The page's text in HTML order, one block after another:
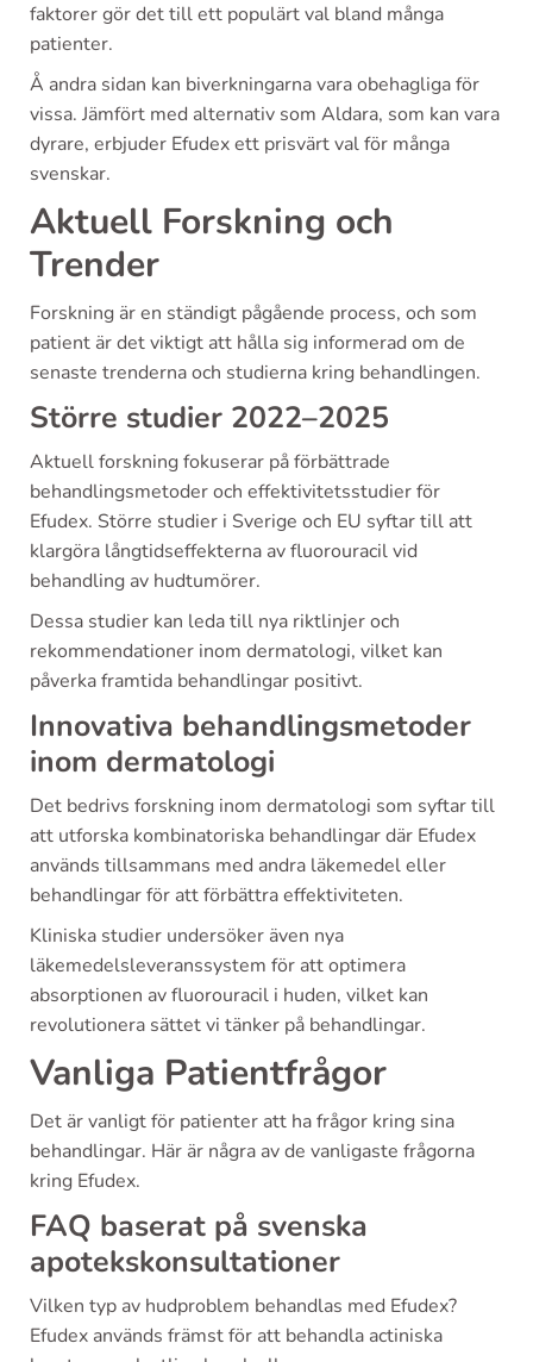
faktorer gör det till ett populärt val bland många
patienter.
Å andra sidan kan biverkningarna vara obehagliga för
vissa. Jämfört med alternativ som Aldara, som kan vara
dyrare, erbjuder Efudex ett prisvärt val för många
svenskar.
Aktuell Forskning och
Trender
Forskning är en ständigt pågående process, och som
patient är det viktigt att hålla sig informerad om de
senaste trenderna och studierna kring behandlingen.
Större studier 2022–2025
Aktuell forskning fokuserar på förbättrade
behandlingsmetoder och effektivitetsstudier för
Efudex. Större studier i Sverige och EU syftar till att
klargöra långtidseffekterna av fluorouracil vid
behandling av hudtumörer.
Dessa studier kan leda till nya riktlinjer och
rekommendationer inom dermatologi, vilket kan
påverka framtida behandlingar positivt.
Innovativa behandlingsmetoder
inom dermatologi
Det bedrivs forskning inom dermatologi som syftar till
att utforska kombinatoriska behandlingar där Efudex
används tillsammans med andra läkemedel eller
behandlingar för att förbättra effektiviteten.
Kliniska studier undersöker även nya
läkemedelsleveranssystem för att optimera
absorptionen av fluorouracil i huden, vilket kan
revolutionera sättet vi tänker på behandlingar.
Vanliga Patientfrågor
Det är vanligt för patienter att ha frågor kring sina
behandlingar. Här är några av de vanligaste frågorna
kring Efudex.
FAQ baserat på svenska
apotekskonsultationer
Vilken typ av hudproblem behandlas med Efudex?
Efudex används främst för att behandla actiniska